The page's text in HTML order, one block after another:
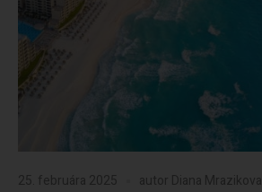
25. februára 2025 autor Diana Mrazikova